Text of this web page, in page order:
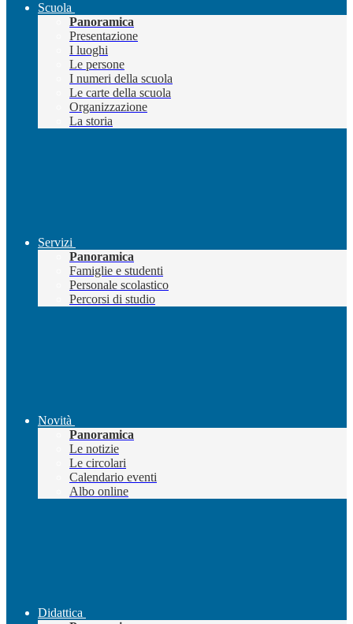
Scuola
Panoramica
Presentazione
I luoghi
Le persone
I numeri della scuola
Le carte della scuola
Organizzazione
La storia
Servizi
Panoramica
Famiglie e studenti
Personale scolastico
Percorsi di studio
Novità
Panoramica
Le notizie
Le circolari
Calendario eventi
Albo online
Didattica